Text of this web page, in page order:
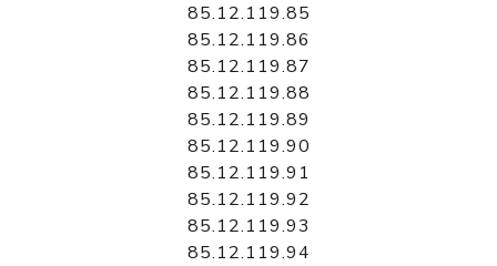
85.12.119.85
85.12.119.86
85.12.119.87
85.12.119.88
85.12.119.89
85.12.119.90
85.12.119.91
85.12.119.92
85.12.119.93
85.12.119.94